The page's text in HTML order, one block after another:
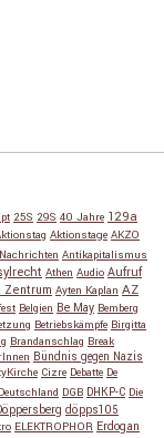
25S 29S 40 Jahre 129a
Aktionstage AKZO
Antikapitalismus
Athen Audio Aufruf
Zentrum Ayten Kaplan AZ
Belgien Be May Bemberg
Betriebskämpfe Birgitta
Brandanschlag Break
Bündnis gegen Nazis
Cizre Debatte De
Deutschland DGB DHKP-C Die
döpps105
ELEKTROPHOR Erdogan